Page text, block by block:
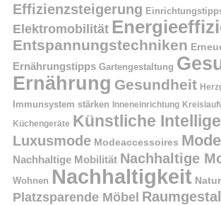
Effizienzsteigerung
Elektromobilität
Entspannungstechniken
Ernährungstipps Gartengestaltung
Ernährung Gesundheit
Immunsystem stärken Inneneinrichtung
Küchengeräte Künstliche
Luxusmode Modeaccessoires
Nachhaltige Mobilität Nachhaltige
Wohnen Nachhaltigkeit
Platzsparende Möbel